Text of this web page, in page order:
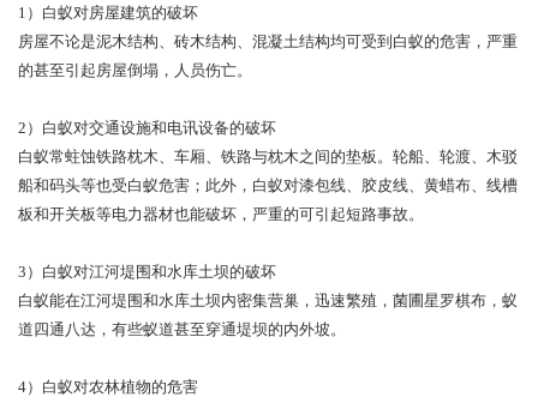
1）白蚁对房屋建筑的破坏
房屋不论是泥木结构、砖木结构、混凝土结构均可受到白蚁的危害，严重
的甚至引起房屋倒塌，人员伤亡。
2）白蚁对交通设施和电讯设备的破坏
白蚁常蛀蚀铁路枕木、车厢、铁路与枕木之间的垫板。轮船、轮渡、木驳
船和码头等也受白蚁危害；此外，白蚁对漆包线、胶皮线、黄蜡布、线槽
板和开关板等电力器材也能破坏，严重的可引起短路事故。
3）白蚁对江河堤围和水库土坝的破坏
白蚁能在江河堤围和水库土坝内密集营巢，迅速繁殖，菌圃星罗棋布，蚁
道四通八达，有些蚁道甚至穿通堤坝的内外坡。
4）白蚁对农林植物的危害